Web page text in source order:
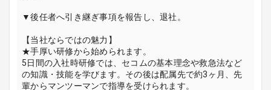
▼後任者へ引き継ぎ事項を報告し、退社。
【当社ならではの魅力】
★手厚い研修から始められます。
5日間の入社時研修では、セコムの基本理念や救急法など
の知識・技能を学びます。その後は配属先で約3ヶ月、先
輩からマンツーマンで指導を受けられます。